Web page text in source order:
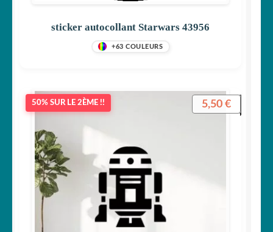
sticker autocollant Starwars 43956
+63 COULEURS
50% SUR LE 2ÈME !! 5,50 €